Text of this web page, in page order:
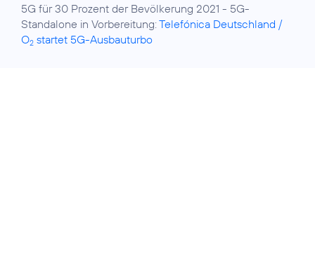
5G für 30 Prozent der Bevölkerung 2021 - 5G-
Standalone in Vorbereitung:Telefónica Deutschland /
O2 startet 5G-Ausbauturbo